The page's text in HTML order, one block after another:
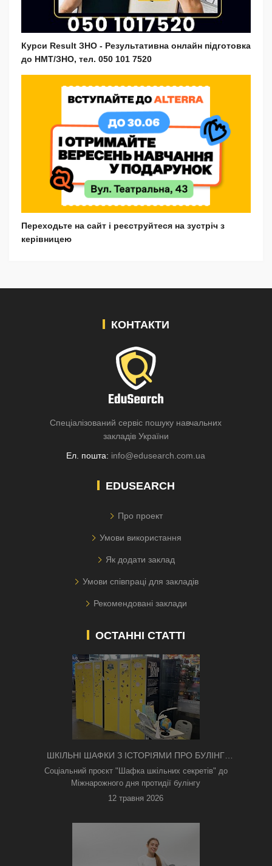
Курси Result ЗНО - Результативна онлайн підготовка
до НМТ/ЗНО, тел. 050 101 7520
Переходьте на сайт і реєструйтеся на зустріч з
керівницею
КОНТАКТИ
Спеціалізований сервіс пошуку навчальних
закладів України
Ел. пошта: info@edusearch.com.ua
EDUSEARCH
Про проект
Умови використання
Як додати заклад
Умови співпраці для закладів
Рекомендовані заклади
ОСТАННІ СТАТТІ
ШКІЛЬНІ ШАФКИ З ІСТОРІЯМИ ПРО БУЛІНГ
З'ЯВИЛИСЯ В КИЄВІ
Соціальний проєкт "Шафка шкільних секретів" до
Міжнарожного дня протидії булінгу
12 травня 2026